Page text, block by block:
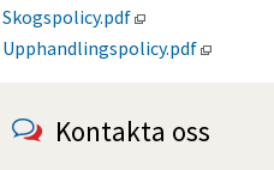
Skogspolicy.pdf
Upphandlingspolicy.pdf
Kontakta oss